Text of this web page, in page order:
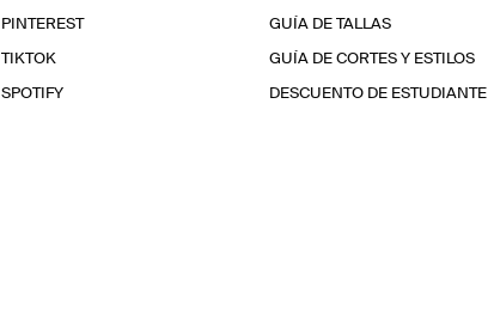
PINTEREST
TIKTOK
SPOTIFY
GUÍA DE TALLAS
GUÍA DE CORTES Y ESTILOS
DESCUENTO DE ESTUDIANTE